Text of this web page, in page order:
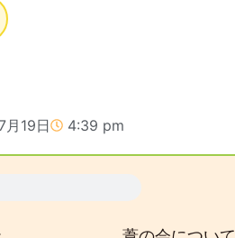
19日 4:39 pm